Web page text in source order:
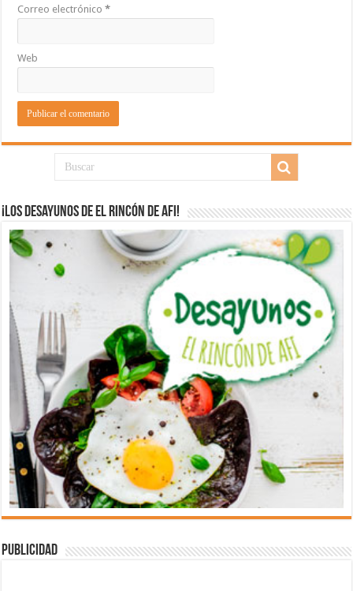
Correo electrónico*
Web
¡Los desayunos de El Rincón de Afi!
Publicidad